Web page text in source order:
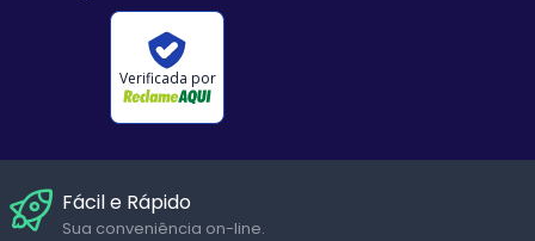
Verificada por
Fácil e Rápido
Sua conveniência on-line.